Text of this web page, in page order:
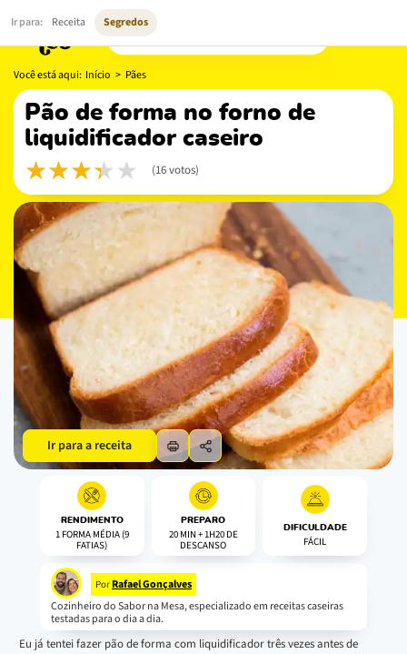
Você está aqui: Início > Pães
pão de forma no forno de
liquidificador caseiro
(16 votos)
Ir para a receita
RENDIMENTO
1 FORMA MÉDIA (9
FATIAS)
PREPARO
20 MIN + 1H20 DE
DESCANSO
DIFICULDADE
FÁCIL
Por Rafael Gonçalves
Cozinheiro do Sabor na Mesa, especializado em receitas caseiras
testadas para o dia a dia.
Eu já tentei fazer pão de forma com liquidificador três vezes antes de
Ir para: Receita Segredos